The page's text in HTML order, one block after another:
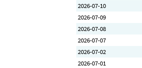
2026-07-10
2026-07-09
2026-07-08
2026-07-07
2026-07-02
2026-07-01